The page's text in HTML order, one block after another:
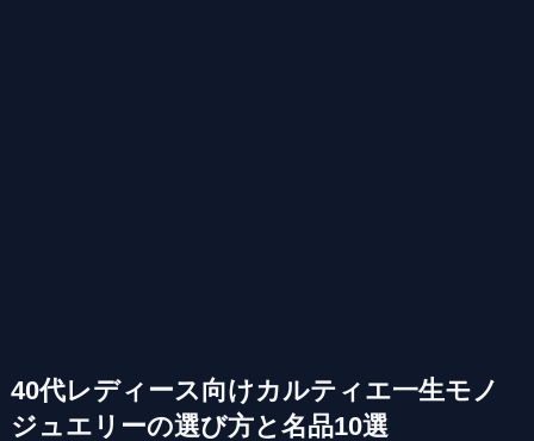
40代レディース向けカルティエ一生モノ
ジュエリーの選び方と名品10選